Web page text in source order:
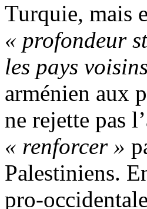
Turquie, mais
« profondeur
les pays voisins
arménien aux
ne rejette pas
« renforcer »
Palestiniens.
pro-